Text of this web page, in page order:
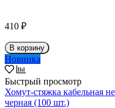
410 ₽
В корзину
Новинка
Быстрый просмотр
Хомут-стяжка кабельная
черная (100 шт.)